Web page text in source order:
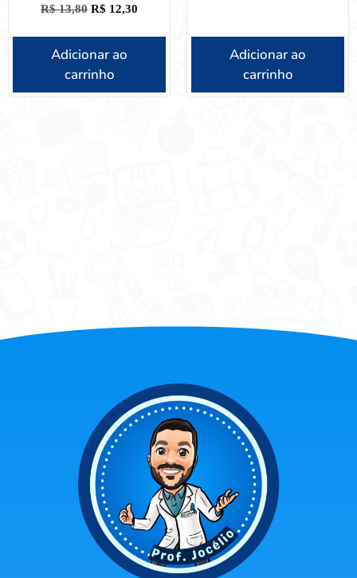
R$13,80 R$ 12,30
Adicionar ao
carrinho
Adicionar ao
carrinho